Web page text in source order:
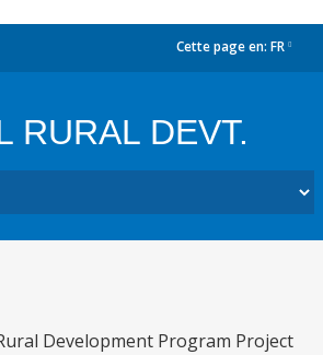
Cette page en: FR
RURAL DEVT.
Development Program Project